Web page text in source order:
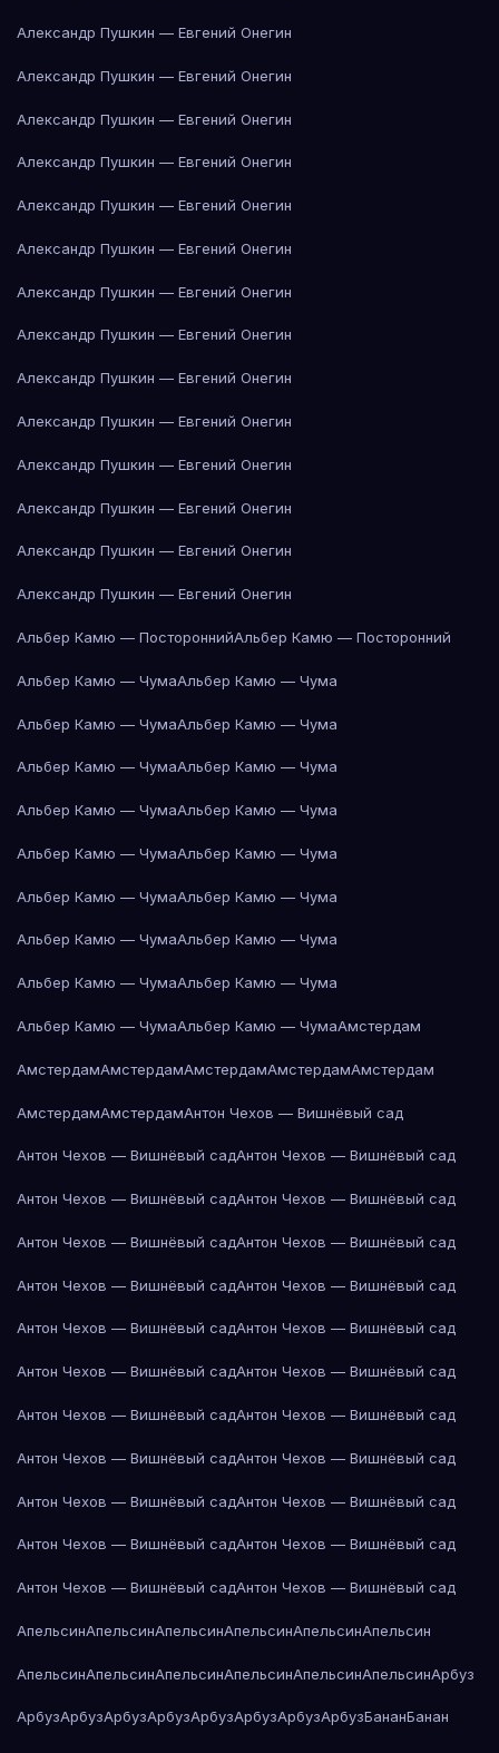
Александр Пушкин — Евгений Онегин
Александр Пушкин — Евгений Онегин
Александр Пушкин — Евгений Онегин
Александр Пушкин — Евгений Онегин
Александр Пушкин — Евгений Онегин
Александр Пушкин — Евгений Онегин
Александр Пушкин — Евгений Онегин
Александр Пушкин — Евгений Онегин
Александр Пушкин — Евгений Онегин
Александр Пушкин — Евгений Онегин
Александр Пушкин — Евгений Онегин
Александр Пушкин — Евгений Онегин
Александр Пушкин — Евгений Онегин
Александр Пушкин — Евгений Онегин
Альбер Камю — ПостороннийАльбер Камю — Посторонний
Альбер Камю — ЧумаАльбер Камю — Чума
Альбер Камю — ЧумаАльбер Камю — Чума
Альбер Камю — ЧумаАльбер Камю — Чума
Альбер Камю — ЧумаАльбер Камю — Чума
Альбер Камю — ЧумаАльбер Камю — Чума
Альбер Камю — ЧумаАльбер Камю — Чума
Альбер Камю — ЧумаАльбер Камю — Чума
Альбер Камю — ЧумаАльбер Камю — Чума
Альбер Камю — ЧумаАльбер Камю — ЧумаАмстердам
АмстердамАмстердамАмстердамАмстердамАмстердам
АмстердамАмстердамАнтон Чехов — Вишнёвый сад
Антон Чехов — Вишнёвый садАнтон Чехов — Вишнёвый сад
Антон Чехов — Вишнёвый садАнтон Чехов — Вишнёвый сад
Антон Чехов — Вишнёвый садАнтон Чехов — Вишнёвый сад
Антон Чехов — Вишнёвый садАнтон Чехов — Вишнёвый сад
Антон Чехов — Вишнёвый садАнтон Чехов — Вишнёвый сад
Антон Чехов — Вишнёвый садАнтон Чехов — Вишнёвый сад
Антон Чехов — Вишнёвый садАнтон Чехов — Вишнёвый сад
Антон Чехов — Вишнёвый садАнтон Чехов — Вишнёвый сад
Антон Чехов — Вишнёвый садАнтон Чехов — Вишнёвый сад
Антон Чехов — Вишнёвый садАнтон Чехов — Вишнёвый сад
Антон Чехов — Вишнёвый садАнтон Чехов — Вишнёвый сад
АпельсинАпельсинАпельсинАпельсинАпельсинАпельсин
АпельсинАпельсинАпельсинАпельсинАпельсинАпельсинАрбуз
АрбузАрбузАрбузАрбузАрбузАрбузАрбузАрбузБананБанан